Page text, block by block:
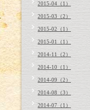
2015-04（1）
2015-03（2）
2015-02（1）
2015-01（1）
2014-11（2）
2014-10（1）
2014-09（2）
2014-08（3）
2014-07（1）